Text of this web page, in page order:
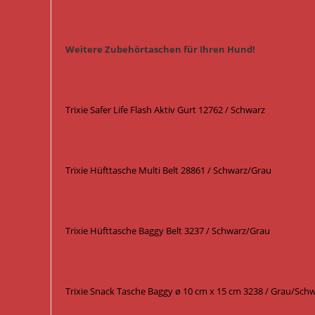
Weitere Zubehörtaschen für Ihren Hund!
Trixie Safer Life Flash Aktiv Gurt 12762 / Schwarz
Trixie Hüfttasche Multi Belt 28861 / Schwarz/Grau
Trixie Hüfttasche Baggy Belt 3237 / Schwarz/Grau
Trixie Snack Tasche Baggy ø 10 cm x 15 cm 3238 / Grau/